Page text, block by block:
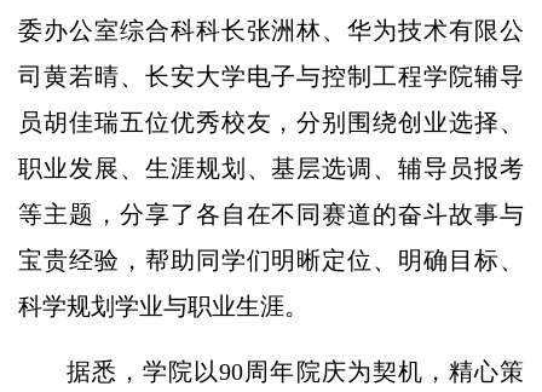
委办公室综合科科长张洲林、华为技术有限公
司黄若晴、长安大学电子与控制工程学院辅导
员胡佳瑞五位优秀校友，分别围绕创业选择、
职业发展、生涯规划、基层选调、辅导员报考
等主题，分享了各自在不同赛道的奋斗故事与
宝贵经验，帮助同学们明晰定位、明确目标、
科学规划学业与职业生涯。
据悉，学院以90周年院庆为契机，精心策